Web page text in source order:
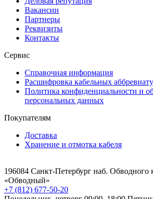
Вакансии
Партнеры
Реквизиты
Контакты
Сервис
Справочная информация
Расшифровка кабельных
Политика конфиденциальности и
персональных данных
Покупателям
Доставка
Хранение и отмотка кабеля
196084 Санкт-Петербург наб. Обводного
«Обводный»
+7 (812) 677-50-20